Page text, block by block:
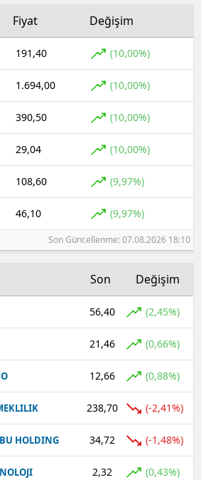
Fiyat Değişim
191,40 (10,00%)
1.694,00 (10,00%)
390,50 (10,00%)
29,04 (10,00%)
108,60 (9,97%)
46,10 (9,97%)
Son Güncellenme: 07.08.2026 18:10
Son Değişim
56,40 (2,45%)
21,46 (0,66%)
12,66 (0,88%)
238,70 (-2,41%)
HOLDING 34,72 (-1,48%)
2,32 (0,43%)